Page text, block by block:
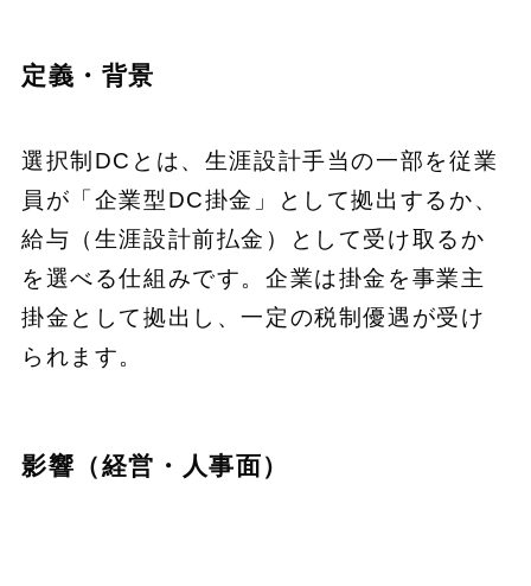
定義・背景
選択制DCとは、生涯設計手当の一部を従業
員が「企業型DC掛金」として拠出するか、
給与（生涯設計前払金）として受け取るか
を選べる仕組みです。企業は掛金を事業主
掛金として拠出し、一定の税制優遇が受け
られます。
影響（経営・人事面）